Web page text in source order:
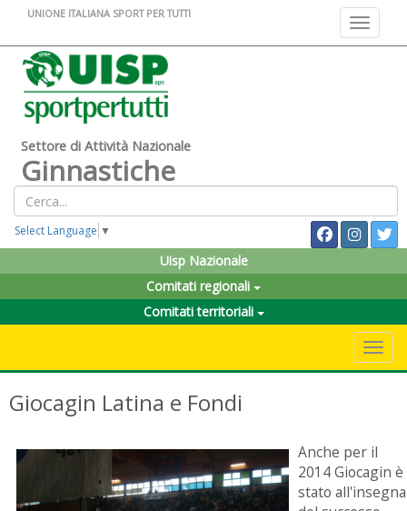
Toggle
UNIONE ITALIANA SPORT PER TUTTI
Settore di Attività Nazionale
Ginnastiche
Select Language ▼
Uisp Nazionale
Comitati regionali
Comitati territoriali
Giocagin Latina e Fondi
Anche per il
2014 Giocagin è
stato all'insegna